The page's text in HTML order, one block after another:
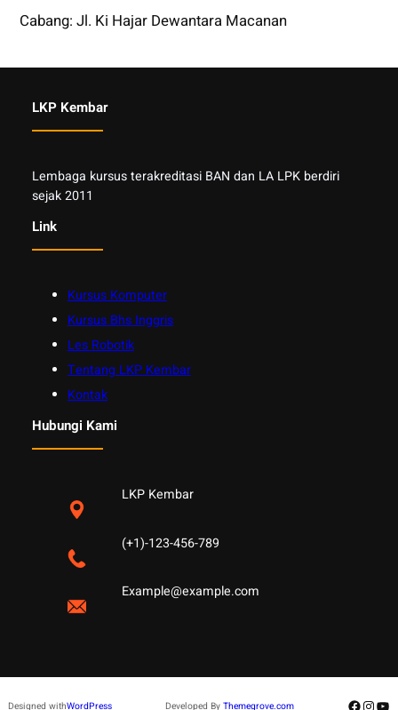
Cabang: Jl. Ki Hajar Dewantara Macanan
LKP Kembar
Lembaga kursus terakreditasi BAN dan LA LPK berdiri
sejak 2011
Link
Kursus Komputer
Kursus Bhs Inggris
Les Robotik
Tentang LKP Kembar
Kontak
Hubungi Kami
LKP Kembar
(+1)-123-456-789
Example@example.com
Designed withWordPress Developed By Themegrove.com